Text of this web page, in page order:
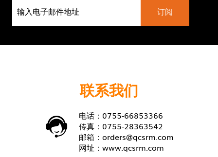
联系我们
电话：0755-66853366
传真：0755-28363542
邮箱： orders@qcsrm.com
网址： www.qcsrm.com